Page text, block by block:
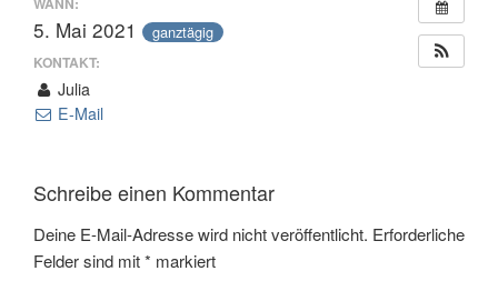
5. Mai 2021 ganztägig
KONTAKT:
Julia
E-Mail
Schreibe einen Kommentar
Deine E-Mail-Adresse wird nicht veröffentlicht. Erforderliche
Felder sind mit* markiert